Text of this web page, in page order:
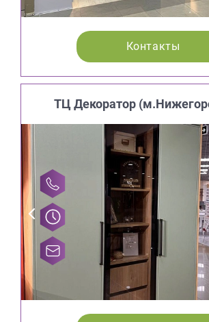
Контакты
ТЦ Декоратор